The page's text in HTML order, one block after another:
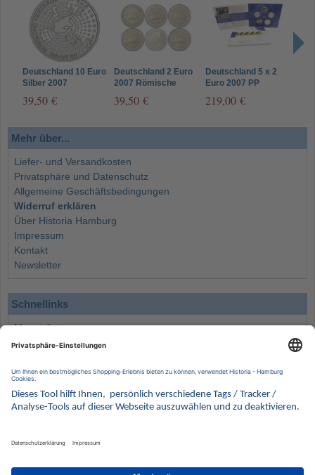
Deutschland 10 Euro
Silber 2007
39,50 €
Deutschland 2 Euro
2007 Römische
Komplettsatz A D F
39,50 €
Deutschland 5 x 2
Euro 2007 PP
im Folder d.VfS
219,00 €
Mehr über...
Liefer- und Versandkosten
Privatsphäre und Datenschutz
Allgemeine Geschäftsbedingungen
Widerruf erklären
Über Historia Hamburg
Impressum
Kontakt
Newsletter
Schnellinks
Monatsliste
Angebote
Wissenswertes
Kontakt